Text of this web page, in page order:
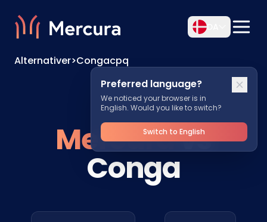
Preferred language?
We noticed your browser is in
English. Would you like to switch?
Switch to English
Alternativer>Congacpq
Mercuravs
Conga